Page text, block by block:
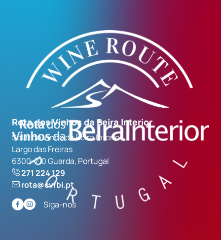
Rota dos Vinhos da Beira Interior
Solar do Vinho da Beira Interior
Largo das Freiras
6300-710 Guarda, Portugal
271 224 129
rota@cvrbi.pt
Siga-nos